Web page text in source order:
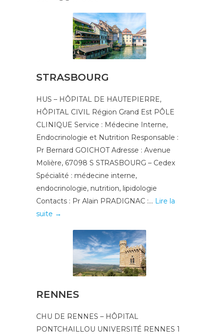
STRASBOURG
HUS – HÔPITAL DE HAUTEPIERRE,
HÔPITAL CIVIL Région Grand Est PÔLE
CLINIQUE Service : Médecine Interne,
Endocrinologie et Nutrition Responsable :
Pr Bernard GOICHOT Adresse : Avenue
Molière, 67098 S STRASBOURG – Cedex
Spécialité : médecine interne,
endocrinologie, nutrition, lipidologie
Contacts : Pr Alain PRADIGNAC :... Lire la
suite →
RENNES
CHU DE RENNES – HÔPITAL
PONTCHAILLOU UNIVERSITÉ RENNES 1